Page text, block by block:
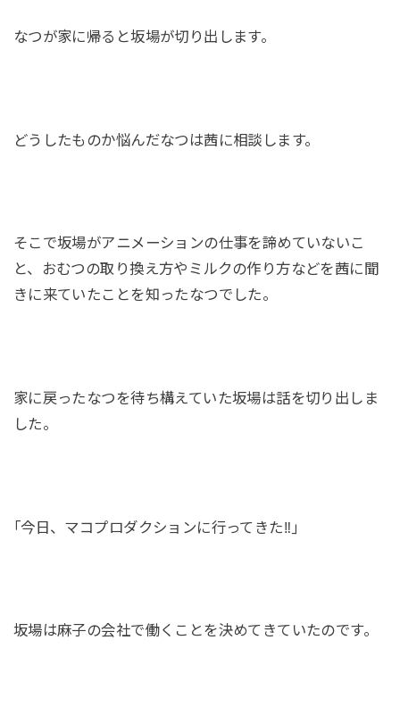
なつが家に帰ると坂場が切り出します。
どうしたものか悩んだなつは茜に相談します。
そこで坂場がアニメーションの仕事を諦めていないこ
と、おむつの取り換え方やミルクの作り方などを茜に聞
きに来ていたことを知ったなつでした。
家に戻ったなつを待ち構えていた坂場は話を切り出しま
した。
｢今日、マコプロダクションに行ってきた‼｣
坂場は麻子の会社で働くことを決めてきていたのです。